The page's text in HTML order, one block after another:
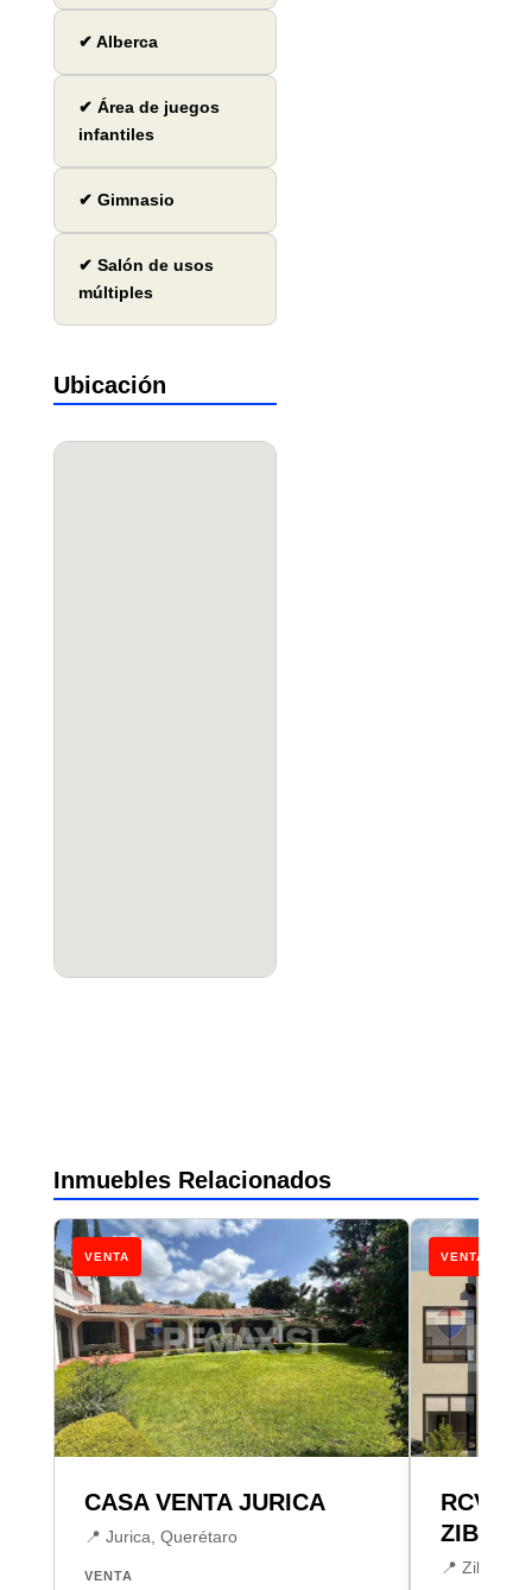
✔ Alberca
✔ Área de juegos
infantiles
✔ Gimnasio
✔ Salón de usos
múltiples
Ubicación
Inmuebles Relacionados
VENTA
CASA VENTA JURICA
📍 Jurica, Querétaro
VENTA
VENTA
RCV
ZIBATA
📍 Zibatá,